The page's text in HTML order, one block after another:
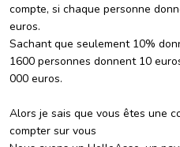
compte, si chaque personne
euros.
Sachant que seulement 10%
1600 personnes donnent 10
000 euros.
Alors je sais que vous êtes une
compter sur vous